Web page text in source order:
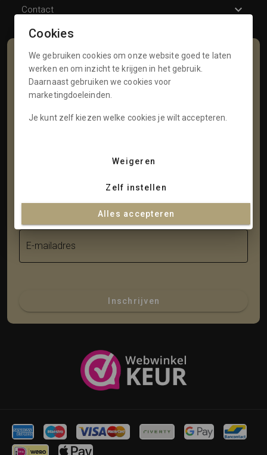
Contact
Schrijf je in voor onze nieuwsbrief
Voornaam
E-mailadres
Inschrijven
Cookies
We gebruiken cookies om onze website goed te laten
werken en om inzicht te krijgen in het gebruik.
Daarnaast gebruiken we cookies voor
marketingdoeleinden.
Je kunt zelf kiezen welke cookies je wilt accepteren.
Weigeren
Zelf instellen
Alles accepteren